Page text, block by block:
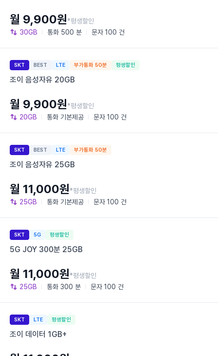
30GB 통화 500 분 문자 100 건
월 9,900원*평생할인
SKT BEST LTE 부가통화 50분 평생할인
조이 음성자유 20GB
20GB 통화 기본제공 문자 100 건
월 9,900원*평생할인
SKT BEST LTE 부가통화 50분
조이 음성자유 25GB
25GB 통화 기본제공 문자 100 건
월 11,000원*평생할인
SKT 5G 평생할인
5G JOY 300분 25GB
25GB 통화 300 분 문자 100 건
월 11,000원*평생할인
SKT LTE 평생할인
조이 데이터 1GB+